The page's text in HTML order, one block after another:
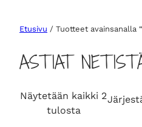
Etusivu / Tuotteet avainsanalla
ASTIAT
Näytetään kaikki 2
tulostaS